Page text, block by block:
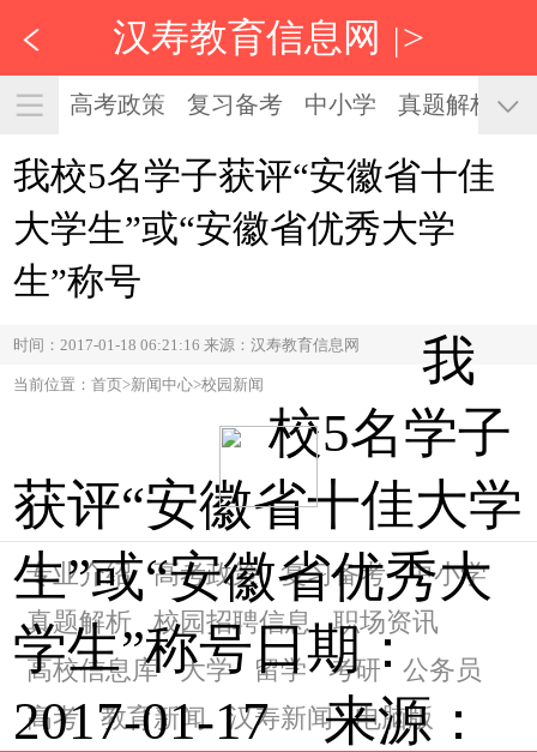
汉寿教育信息网 |>
高考政策 复习备考 中小学 真题解析
我校5名学子获评“安徽省十佳
大学生”或“安徽省优秀大学
生”称号
时间：2017-01-18 06:21:16 来源：汉寿教育信息网
当前位置：首页>新闻中心>校园新闻
我
校5名学子
获评“安徽省十佳大学
生”或“安徽省优秀大
学生”称号日期：
2017-01-17 来源：
专业介绍 高考政策 复习备考
中小学
真题解析
校园招聘信息
职场资讯
高校信息库
大学 留学 考研
公务员
高考
教育新闻 汉寿新闻 电脑版